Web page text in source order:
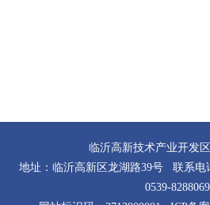
临沂高新技术产业开发
地址：临沂高新区龙湖路39号 联系电
0539-8288069